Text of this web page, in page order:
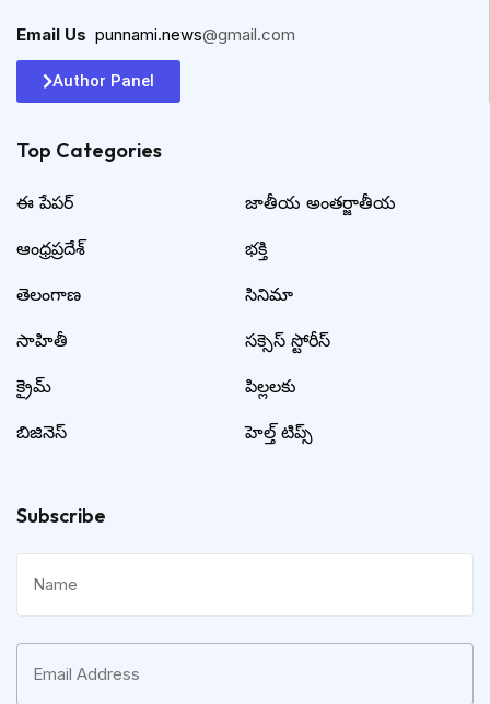
Email Us punnami.news@gmail.com
Author Panel
Top Categories​
ఈ పేపర్
ఆంధ్రప్రదేశ్
తెలంగాణ
సాహితీ
క్రైమ్
బిజినెస్
జాతీయ అంతర్జాతీయ
భక్తి
సినిమా
సక్సెస్ స్టోరీస్
పిల్లలకు
హెల్త్ టిప్స్
Subscribe